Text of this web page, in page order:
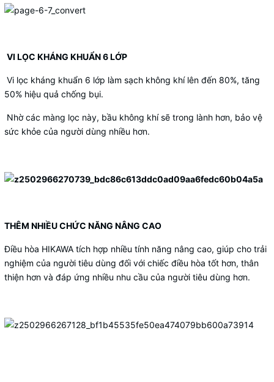
VI LỌC KHÁNG KHUẨN 6 LỚP
Vi lọc kháng khuẩn 6 lớp làm sạch không khí lên đến 80%, tăng
50% hiệu quả chống bụi.
Nhờ các màng lọc này, bầu không khí sẽ trong lành hơn, bảo vệ
sức khỏe của người dùng nhiều hơn.
THÊM NHIỀU CHỨC NĂNG NÂNG CAO
Điều hòa HIKAWA tích hợp nhiều tính năng nâng cao, giúp cho trải
nghiệm của người tiêu dùng đối với chiếc điều hòa tốt hơn, thân
thiện hơn và đáp ứng nhiều nhu cầu của người tiêu dùng hơn.